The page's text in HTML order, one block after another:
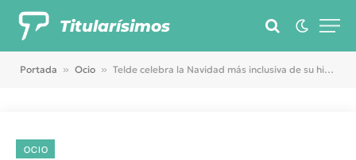
Titularísimos
Portada » Ocio » Telde celebra la Navidad más inclusiva de su historia
OCIO